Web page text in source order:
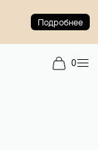
Подробнее
0